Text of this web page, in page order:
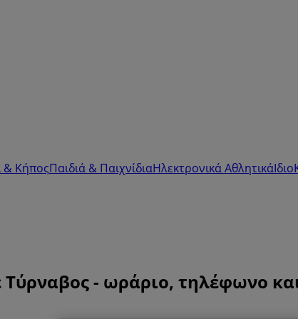
& ΚήποςΠαιδιά & ΠαιχνίδιαΗλεκτρονικάΑθλητικά
- ωράριο, τηλέφωνο